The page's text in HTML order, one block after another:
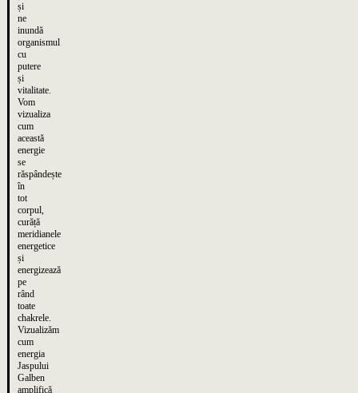
și
ne
inundă
organismul
cu
putere
și
vitalitate.
Vom
vizualiza
cum
această
energie
se
răspândește
în
tot
corpul,
curăță
meridianele
energetice
și
energizează
pe
rând
toate
chakrele.
Vizualizăm
cum
energia
Jaspului
Galben
amplifică